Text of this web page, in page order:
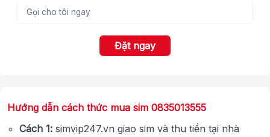
Đặt ngay
Hướng dẫn cách thức mua sim 0835013555
Cách 1: simvip247.vn giao sim và thu tiền tại nhà